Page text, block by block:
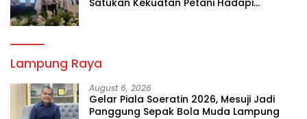
Lampung Raya
August 6, 2026
Gelar Piala Soeratin 2026, Mesuji Jadi
Panggung Sepak Bola Muda Lampung